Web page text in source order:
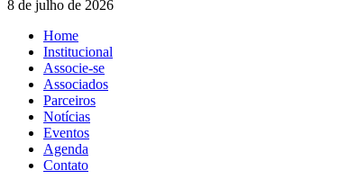
8 de julho de 2026
Home
Institucional
Associe-se
Associados
Parceiros
Notícias
Eventos
Agenda
Contato